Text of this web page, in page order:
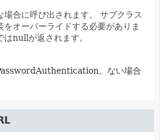
合に呼び出されます。
サブクラス
をオーバーライドする必要がありま
nullが返されます。
。ない場合